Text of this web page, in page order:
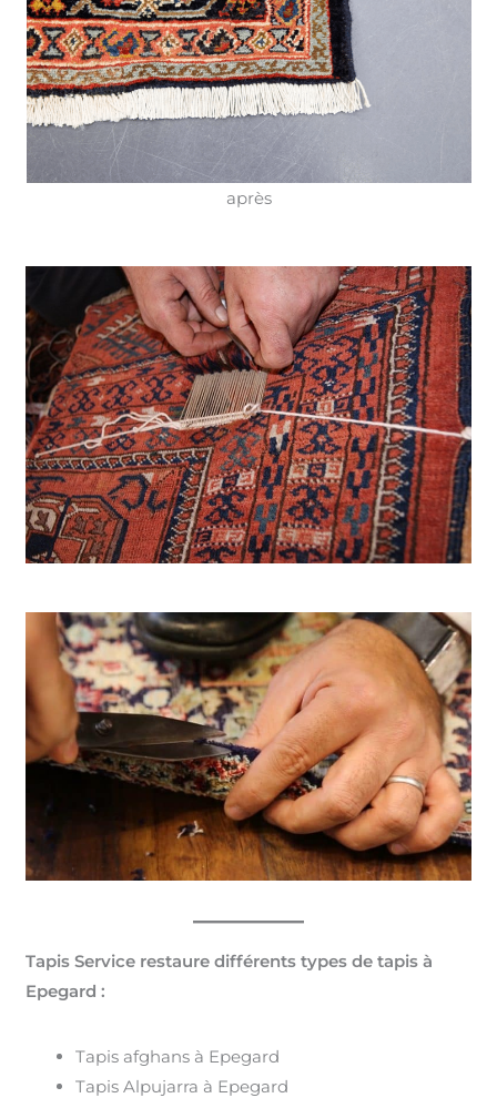
après
Tapis Service restaure différents types de tapis à
Epegard :
Tapis afghans à Epegard
Tapis Alpujarra à Epegard